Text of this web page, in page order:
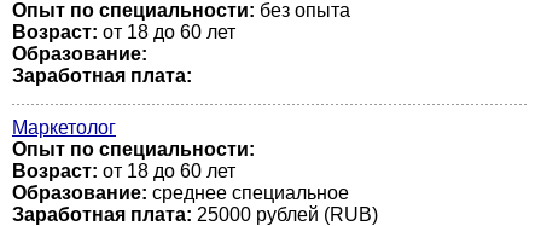
Опыт по специальности: без опыта
Возраст: от 18 до 60 лет
Образование:
Заработная плата:
Маркетолог
Опыт по специальности:
Возраст: от 18 до 60 лет
Образование: среднее специальное
Заработная плата: 25000 рублей (RUB)